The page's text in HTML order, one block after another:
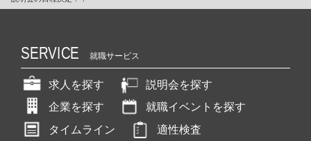
SERVICE 就職サービス
求人を探す
説明会を探す
企業を探す
就職イベントを探す
タイムライン
適性検査